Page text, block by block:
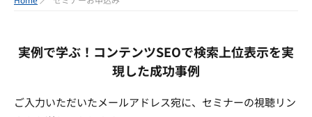
実例で学ぶ！コンテンツSEOで検索上位表示を実
現した成功事例
ご入力いただいたメールアドレス宛に、セミナーの視聴リン